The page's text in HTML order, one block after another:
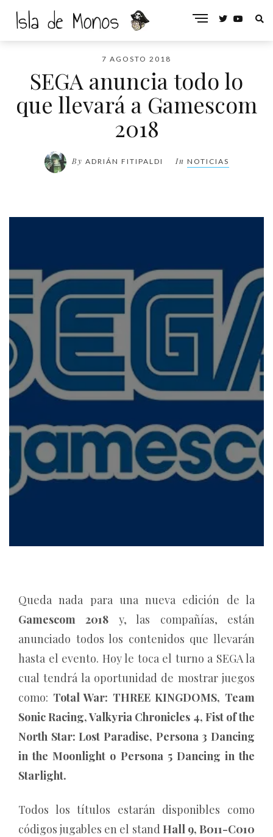
7 AGOSTO 2018
SEGA anuncia todo lo
que llevará a Gamescom
2018
By ADRIÁN FITIPALDI In NOTICIAS
Queda nada para una nueva edición de la
Gamescom 2018 y, las compañías, están
anunciado todos los contenidos que llevarán
hasta el evento. Hoy le toca el turno a SEGA la
cual tendrá la oportunidad de mostrar juegos
como: Total War: THREE KINGDOMS, Team
Sonic Racing, Valkyria Chronicles 4, Fist of the
North Star: Lost Paradise, Persona 3 Dancing
in the Moonlight o Persona 5 Dancing in the
Starlight.
Todos los títulos estarán disponibles como
códigos jugables en el stand Hall 9, B011-C010